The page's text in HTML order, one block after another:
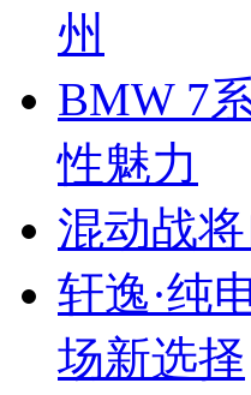
州
BMW 7
性魅力
混动战
轩逸·纯
场新选择